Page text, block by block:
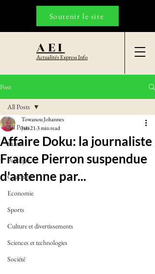
AEI
Actualités Express Info
Soutenir le site
Post
All Posts
Santé
Politique
Coaching
Economie
Sports
Culture et divertissements
Sciences et technologies
Société
All Posts
Affaire Doku: la journaliste
France Pierron suspendue
d'antenne par...
Towanou Johannes
Jun 213 min read